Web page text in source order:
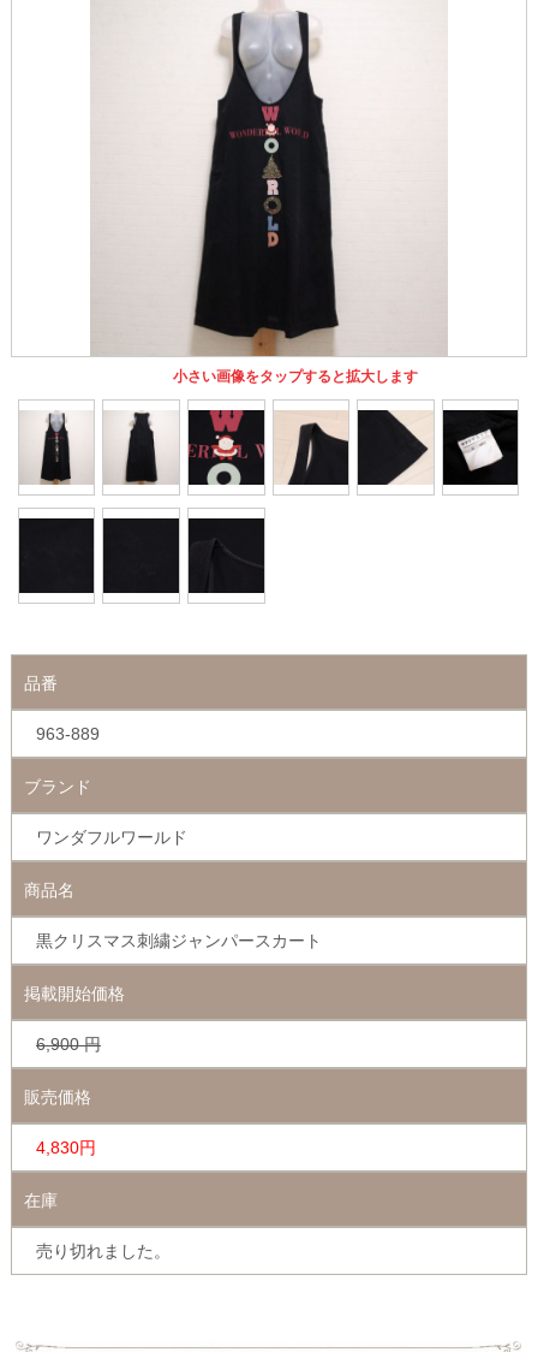
小さい画像をタップすると拡大します
品番
963-889
ブランド
ワンダフルワールド
商品名
黒クリスマス刺繍ジャンパースカート
掲載開始価格
6,900 円
販売価格
4,830円
在庫
売り切れました。